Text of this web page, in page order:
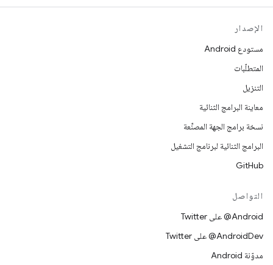
الإصدار
مستودع Android
المتطلّبات
التنزيل
معاينة البرامج الثنائية
نسخة برامج الجهة المصنِّعة
البرامج الثنائية لبرنامج التشغيل
GitHub
التواصل
‎@Android على Twitter
‎@AndroidDev على Twitter
مدوّنة Android